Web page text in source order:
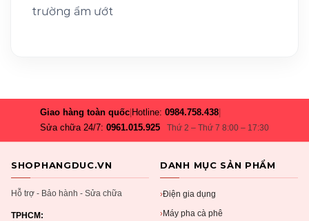
trường ẩm ướt
Giao hàng toàn quốc Hotline:0984.758.438
Sửa chữa 24/7:0961.015.925 Thứ 2 – Thứ 7 8:00 – 17:30
SHOPHANGDUC.VN
Hỗ trợ - Bảo hành - Sửa chữa
TPHCM:
DANH MỤC SẢN PHẨM
›Điện gia dụng
›Máy pha cà phê